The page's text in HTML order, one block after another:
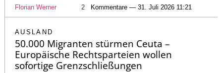
Florian Werner 2 Kommentare — 31. Juli 2026 11:21
AUSLAND
50.000 Migranten stürmen Ceuta –
Europäische Rechtsparteien wollen
sofortige Grenzschließungen